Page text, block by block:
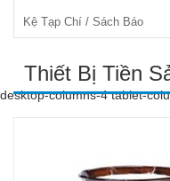
Kệ Tạp Chí / Sách Báo
Thiết Bị Tiền
desktop-columns-4 tablet-